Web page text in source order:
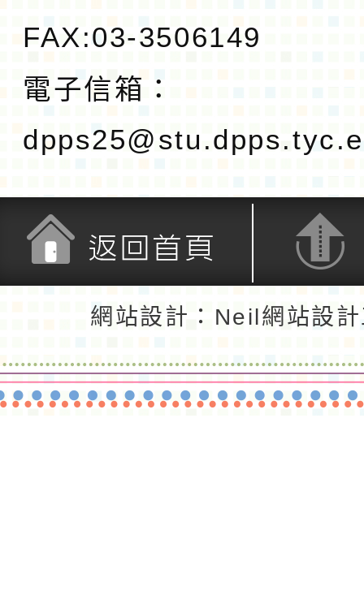
FAX:03-3506149
電子信箱：
返回頂端
網站設計：Neil網站設